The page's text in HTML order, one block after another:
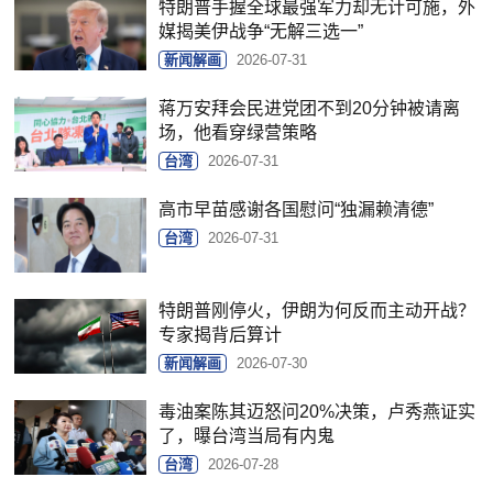
特朗普手握全球最强军力却无计可施，外
媒揭美伊战争“无解三选一”
新闻解画 2026-07-31
蒋万安拜会民进党团不到20分钟被请离
场，他看穿绿营策略
台湾 2026-07-31
高市早苗感谢各国慰问“独漏赖清德”
台湾 2026-07-31
特朗普刚停火，伊朗为何反而主动开战？
专家揭背后算计
新闻解画 2026-07-30
毒油案陈其迈怒问20%决策，卢秀燕证实
了，曝台湾当局有内鬼
台湾 2026-07-28